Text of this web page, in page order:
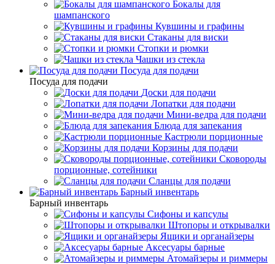
Бокалы для
шампанского
Кувшины и графины
Стаканы для виски
Стопки и рюмки
Чашки из стекла
Посуда для подачи
Посуда для подачи
Доски для подачи
Лопатки для подачи
Мини-ведра для подачи
Блюда для запекания
Кастрюли порционные
Корзины для подачи
Сковороды
порционные, сотейники
Сланцы для подачи
Барный инвентарь
Барный инвентарь
Сифоны и капсулы
Штопоры и открывалки
Ящики и органайзеры
Аксесуары барные
Атомайзеры и риммеры